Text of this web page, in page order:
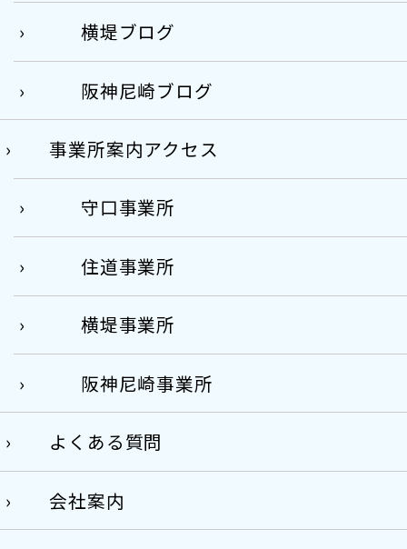
横堤ブログ
阪神尼崎ブログ
事業所案内アクセス
守口事業所
住道事業所
横堤事業所
阪神尼崎事業所
よくある質問
会社案内